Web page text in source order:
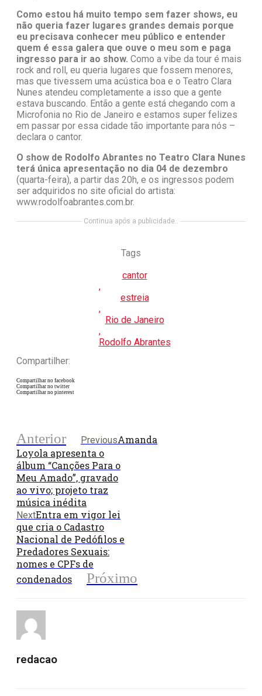
Como estou há muito tempo sem fazer shows, eu
não queria fazer lugares grandes demais porque
eu precisava conhecer meu público e entender
quem é essa galera que ouve o meu som e paga
ingresso para ir ao show. Como a vibe da tour é mais
rock and roll, eu queria lugares que fossem menores,
mas que tivessem uma acústica boa e o Teatro Clara
Nunes atendeu completamente a isso que a gente
estava buscando. Então a gente está chegando com a
Microfonia no Rio de Janeiro e estamos super felizes
em passar por essa cidade tão importante para nós –
declara o cantor.
O show de Rodolfo Abrantes no Teatro Clara Nunes
terá única apresentação no dia 04 de dezembro
(quarta-feira), a partir das 20h, e os ingressos podem
ser adquiridos no site oficial do artista:
www.rodolfoabrantes.com.br.
Continua após a publicidade..
Tags
cantor
,
estreia
,
Rio de Janeiro
,
Rodolfo Abrantes
Compartilher:
Compartilhar no facebook
Compartilhar no twitter
Compartilhar no pinterest
Anterior PreviousAmanda
Loyola apresenta o
álbum “Canções Para o
Meu Amado”, gravado
ao vivo; projeto traz
música inédita
NextEntra em vigor lei
que cria o Cadastro
Nacional de Pedófilos e
Predadores Sexuais:
nomes e CPFs de
condenados
Próximo
redacao